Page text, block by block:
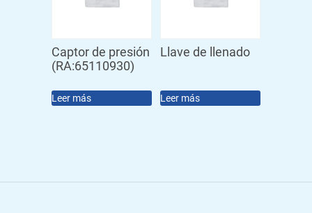
Captor de presión
(RA:65110930)
Leer más
Llave de llenado
Leer más